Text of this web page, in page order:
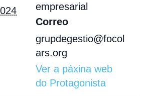
empresarial
Correo
grupdegestio@focol
ars.org
Ver a páxina web
do Protagonista